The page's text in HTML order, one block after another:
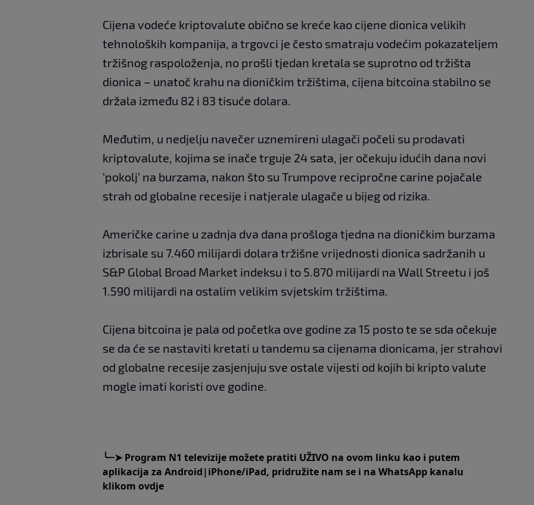
Cijena vodeće kriptovalute obično se kreće kao cijene dionica velikih
tehnoloških kompanija, a trgovci je često smatraju vodećim pokazateljem
tržišnog raspoloženja, no prošli tjedan kretala se suprotno od tržišta
dionica – unatoč krahu na dioničkim tržištima, cijena bitcoina stabilno se
držala između 82 i 83 tisuće dolara.
Međutim, u nedjelju navečer uznemireni ulagači počeli su prodavati
kriptovalute, kojima se inače trguje 24 sata, jer očekuju idućih dana novi
‘pokolj’ na burzama, nakon što su Trumpove recipročne carine pojačale
strah od globalne recesije i natjerale ulagače u bijeg od rizika.
Američke carine u zadnja dva dana prošloga tjedna na dioničkim burzama
izbrisale su 7.460 milijardi dolara tržišne vrijednosti dionica sadržanih u
S&P Global Broad Market indeksu i to 5.870 milijardi na Wall Streetu i još
1.590 milijardi na ostalim velikim svjetskim tržištima.
Cijena bitcoina je pala od početka ove godine za 15 posto te se sda očekuje
se da će se nastaviti kretati u tandemu sa cijenama dionicama, jer strahovi
od globalne recesije zasjenjuju sve ostale vijesti od kojih bi kripto valute
mogle imati koristi ove godine.
╰┈➤Program N1 televizije možete pratiti UŽIVO na ovom linku kao i putem
aplikacija za Android|iPhone/iPad, pridružite nam se i na WhatsApp kanalu
klikom ovdje